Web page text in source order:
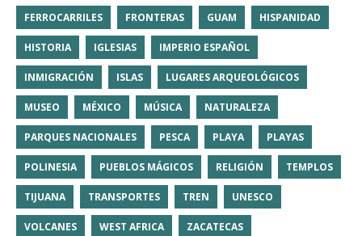
FERROCARRILES FRONTERAS GUAM HISPANIDAD
HISTORIA IGLESIAS IMPERIO ESPAÑOL
INMIGRACIÓN ISLAS LUGARES ARQUEOLÓGICOS
MUSEO MÉXICO MÚSICA NATURALEZA
PARQUES NACIONALES PESCA PLAYA PLAYAS
POLINESIA PUEBLOS MÁGICOS RELIGIÓN TEMPLOS
TIJUANA TRANSPORTES TREN UNESCO
VOLCANES WEST AFRICA ZACATECAS